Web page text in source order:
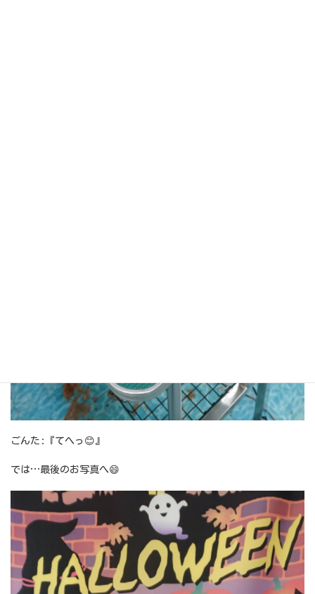
ごんた:『てへっ😊』
では…最後のお写真へ😄